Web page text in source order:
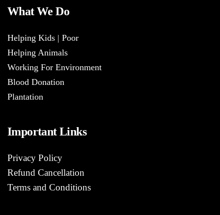
What We Do
Helping Kids | Poor
Helping Animals
Working For Environment
Blood Donation
Plantation
Important Links
Privacy Policy
Refund Cancellation
Terms and Conditions